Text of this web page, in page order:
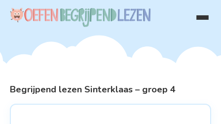
Begrijpend lezen Sinterklaas – groep 4